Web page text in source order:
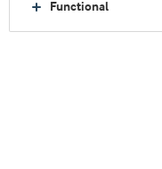
Functional